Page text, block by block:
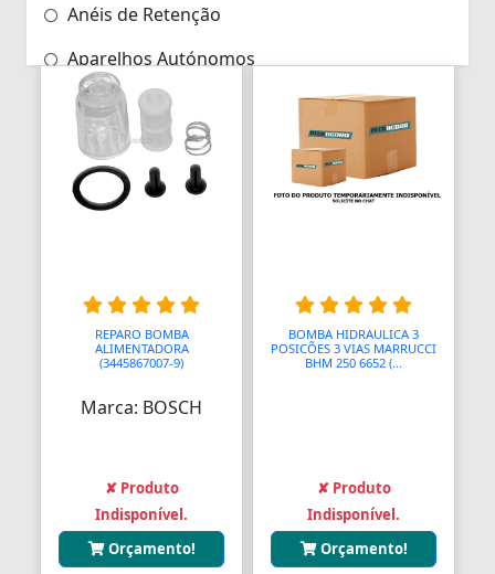
Anéis de Retenção
Aparelhos Autónomos
Aparelhos de Choque
Aparelhos de Osmoses Reversa
Aplicadores de Brincos
Apontadores
Aquecedores
Aquecedores para Dutos de Ar
Arames
REPARO BOMBA
ALIMENTADORA
(3445867007-9)
Marca: BOSCH
✘ Produto
Indisponível.
Orçamento!
BOMBA HIDRAULICA 3
POSICÕES 3 VIAS MARRUCCI
BHM 250 6652 (...
✘ Produto
Indisponível.
Orçamento!